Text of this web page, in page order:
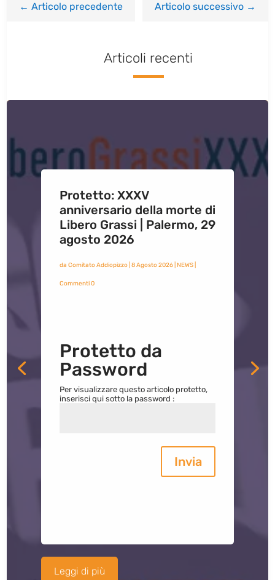
←Articolo precedente Articolo successivo→
Articoli recenti
Protetto: XXXV
anniversario della morte di
Libero Grassi | Palermo, 29
agosto 2026
da Comitato Addiopizzo| 8 Agosto 2026| NEWS|
Commenti 0
Protetto da
Password
Per visualizzare questo articolo protetto,
inserisci qui sotto la password :
Invia
Leggi di più